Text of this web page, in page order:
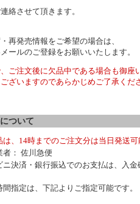
絡させて頂きます。
再発売情報をご希望の場合は、
ールのご登録をお願いいたします。
ご注文後に欠品中である場合も御座
ざいますのであらかじめご了承くだ
ついて
は、14時までのご注文分は当日発送可
者： 佐川急便
ニ決済・銀行振込でのお支払は、入金
間指定は、下記よりご指定可能です。